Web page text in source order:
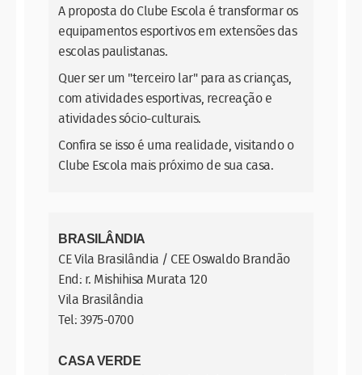
A proposta do Clube Escola é transformar os
equipamentos esportivos em extensões das
escolas paulistanas.
Quer ser um "terceiro lar" para as crianças,
com atividades esportivas, recreação e
atividades sócio-culturais.
Confira se isso é uma realidade, visitando o
Clube Escola mais próximo de sua casa.
BRASILÂNDIA
CE Vila Brasilândia / CEE Oswaldo Brandão
End: r. Mishihisa Murata 120
Vila Brasilândia
Tel: 3975-0700
CASA VERDE